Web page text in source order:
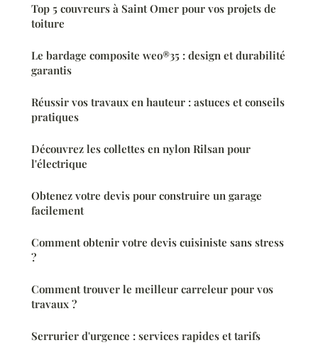
Top 5 couvreurs à Saint Omer pour vos projets de
toiture
Le bardage composite weo®35 : design et durabilité
garantis
Réussir vos travaux en hauteur : astuces et conseils
pratiques
Découvrez les collettes en nylon Rilsan pour
l'électrique
Obtenez votre devis pour construire un garage
facilement
Comment obtenir votre devis cuisiniste sans stress
?
Comment trouver le meilleur carreleur pour vos
travaux ?
Serrurier d'urgence : services rapides et tarifs